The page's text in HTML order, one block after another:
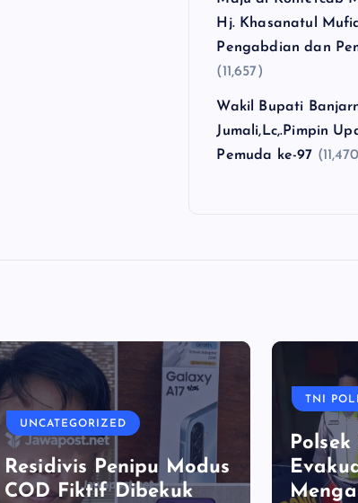
Hj. Khasanatul
Pengabdian dan
(11,657)
Wakil Bupati
Jumali,Lc,.Pimpin
Pemuda ke-97
UNCATEGORIZED
Residivis Penipu Modus
COD Fiktif Dibekuk
TNI